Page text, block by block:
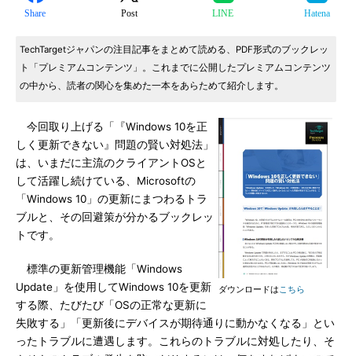
Share Post LINE Hatena
TechTargetジャパンの注目記事をまとめて読める、PDF形式のブックレッ
ト「プレミアムコンテンツ」。これまでに公開したプレミアムコンテンツ
の中から、読者の関心を集めた一本をあらためて紹介します。
ダウンロードはこちら
今回取り上げる「『Windows 10を正
しく更新できない』問題の賢い対処法」
は、いまだに主流のクライアントOSと
して活躍し続けている、Microsoftの
「Windows 10」の更新にまつわるトラ
ブルと、その回避策が分かるブックレッ
トです。
標準の更新管理機能「Windows
Update」を使用してWindows 10を更新
する際、たびたび「OSの正常な更新に
失敗する」「更新後にデバイスが期待通りに動かなくなる」とい
ったトラブルに遭遇します。これらのトラブルに対処したり、そ